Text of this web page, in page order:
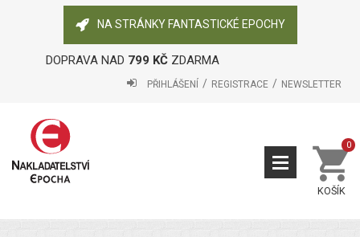
NA STRÁNKY FANTASTICKÉ EPOCHY
DOPRAVA NAD 799 KČZDARMA
PŘIHLÁŠENÍ REGISTRACE NEWSLETTER
KOŠÍK
0